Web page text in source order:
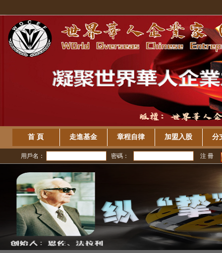
首 頁 走進基金 章程自律 加盟入股 分
用戶名： 密碼： 注 冊